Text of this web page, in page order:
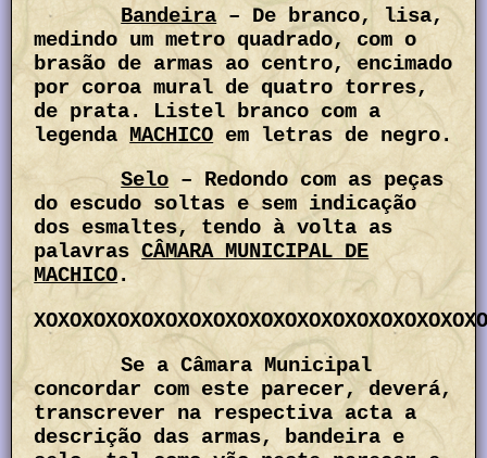
Bandeira– De branco, lisa,
medindo um metro quadrado, com o
brasão de armas ao centro, encimado
por coroa mural de quatro torres,
de prata. Listel branco com a
legendaMACHICO em letras de negro.
Selo – Redondo com as peças
do escudo soltas e sem indicação
dos esmaltes, tendo à volta as
palavrasCÂMARA MUNICIPAL DE
MACHICO.
Se a Câmara Municipal
concordar com este parecer, deverá,
transcrever na respectiva acta a
descrição das armas, bandeira e